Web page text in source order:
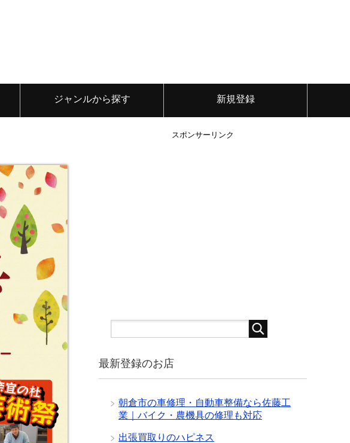
ジャンルから探す 新規登録
スポンサーリンク
最新登録のお店
朝倉市の車修理・自動車整備なら佐藤工
業｜バイク・農機具の修理も対応
出張買取りのハピネス